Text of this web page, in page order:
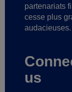
partenariats
cesse plus
audacieuses.
us